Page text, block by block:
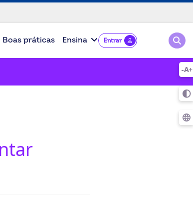
Boas práticas Ensina Entrar